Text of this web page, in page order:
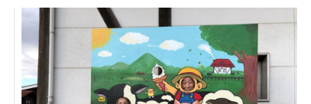
医療法人社団 美翔会
聖心美容クリニック
S-Labo（渋谷院）
医療法人社団 デンタルケアコミュニティ
フォレストデンタルクリニック